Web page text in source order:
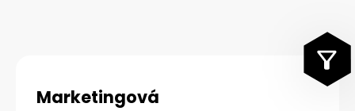
Marketingová